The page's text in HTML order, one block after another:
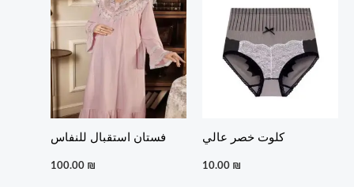
فستان استقبال للنفاس
100.00 ₪
كلوت خصر عالي
10.00 ₪